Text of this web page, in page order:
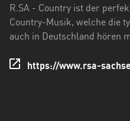
Sachsen
Sachsen-
Schleswig-
R.SA - Country ist der
Country-Musik, welche die
auch in Deutschland hören
https://www.rsa-